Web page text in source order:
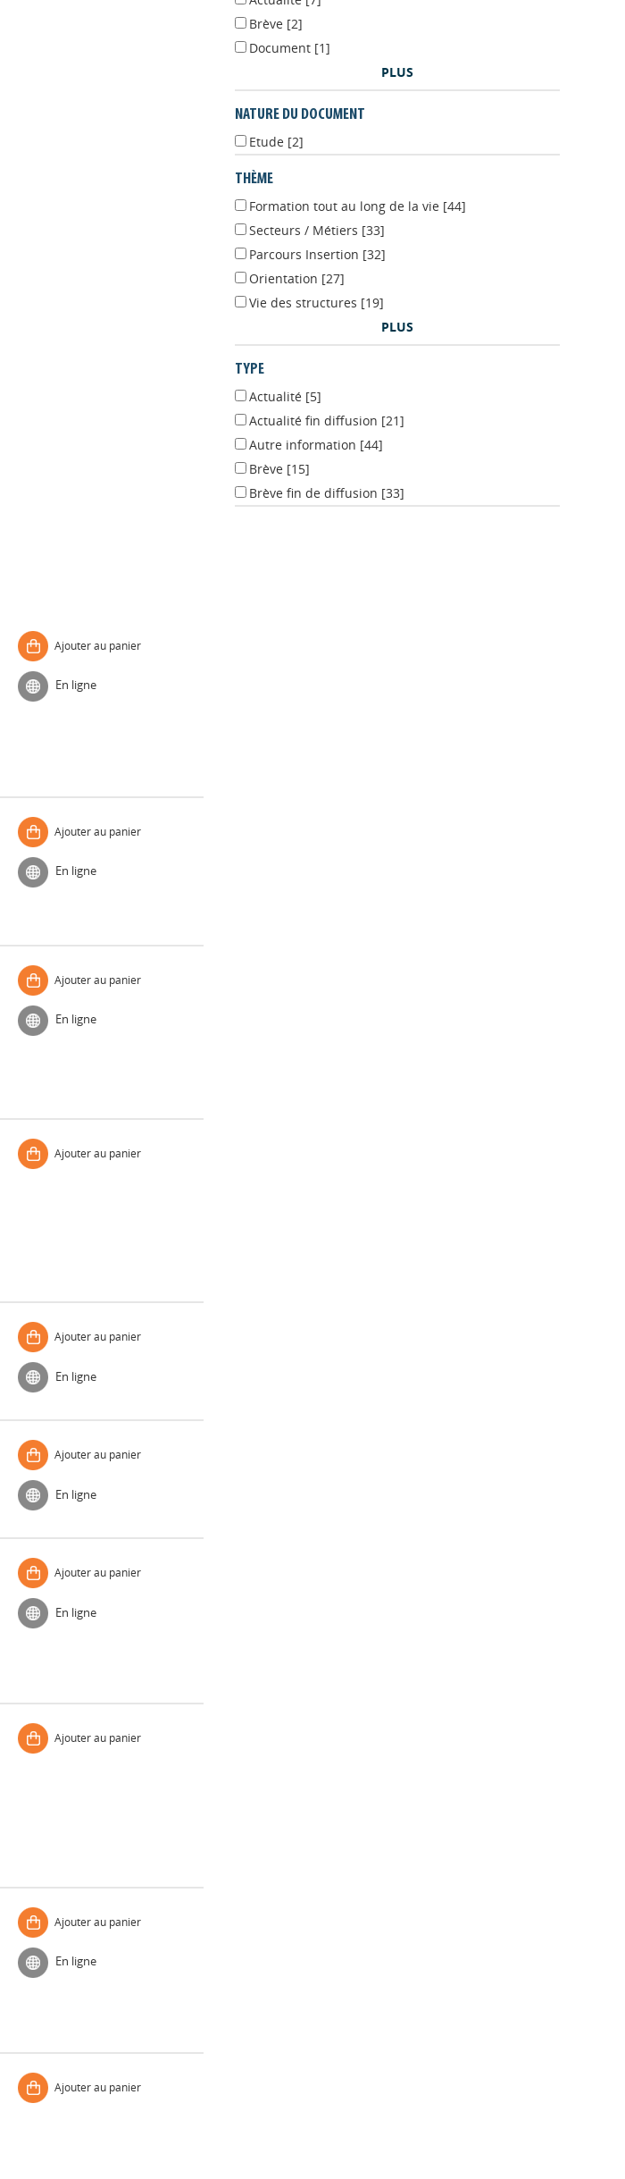
Ajouter au panier
En ligne
Ajouter au panier
En ligne
Ajouter au panier
En ligne
Ajouter au panier
Ajouter au panier
En ligne
Ajouter au panier
En ligne
Ajouter au panier
En ligne
Ajouter au panier
Ajouter au panier
En ligne
Ajouter au panier
Actualité
Brève
PLUS
NATURE DU DOCUMENT
Etude[2]
THÈME
Formation tout au long de la vie
Secteurs / Métiers [33]
Parcours Insertion
Orientation
[19]
PLUS
TYPE
Actualité [5]
Actualité fin diffusion[21]
Autre information
Brève [15]
Brève fin de diffusion[33]